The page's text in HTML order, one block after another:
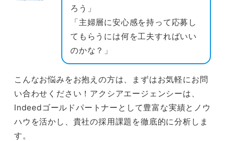
ろう」
「主婦層に安心感を持って応募し
てもらうには何を工夫すればいい
のかな？」
こんなお悩みをお抱えの方は、まずはお気軽にお問
い合わせください！アクシアエージェンシーは、
Indeedゴールドパートナーとして豊富な実績とノウ
ハウを活かし、貴社の採用課題を徹底的に分析しま
す。